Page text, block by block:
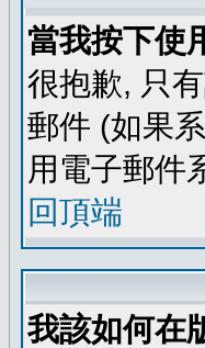
當我按下使
很抱歉, 只
郵件 (如果
用電子郵件
回頂端
我該如何在